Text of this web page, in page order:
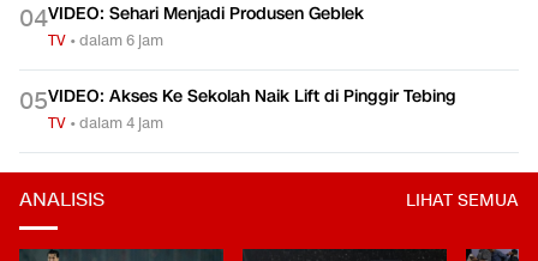
04VIDEO: Sehari Menjadi Produsen Geblek
TV •dalam 6 jam
05VIDEO: Akses Ke Sekolah Naik Lift di Pinggir Tebing
TV •dalam 4 jam
ANALISIS LIHAT SEMUA